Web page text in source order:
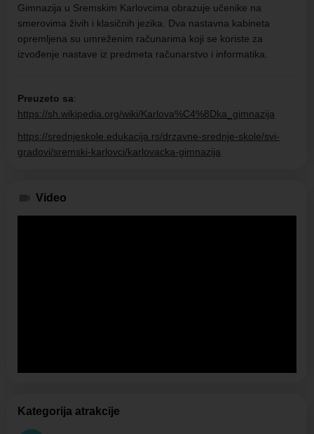
Gimnazija u Sremskim Karlovcima obrazuje učenike na
smerovima živih i klasičnih jezika. Dva nastavna kabineta
opremljena su umreženim računarima koji se koriste za
izvođenje nastave iz predmeta računarstvo i informatika.
Preuzeto sa:
https://sh.wikipedia.org/wiki/Karlova%C4%8Dka_gimnazija
https://srednjeskole.edukacija.rs/drzavne-srednje-skole/svi-
gradovi/sremski-karlovci/karlovacka-gimnazija
Video
Kategorija atrakcije